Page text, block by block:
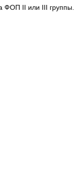
ФОП II или III группы.